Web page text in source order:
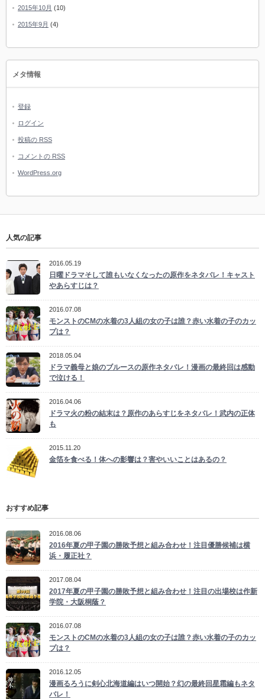
2015年10月 (10)
2015年9月 (4)
メタ情報
登録
ログイン
投稿の RSS
コメントの RSS
WordPress.org
人気の記事
2016.05.19
日曜ドラマそして誰もいなくなったの原作をネタバレ！キャスト
やあらすじは？
2016.07.08
モンストのCMの水着の3人組の女の子は誰？赤い水着の子のカッ
プは？
2018.05.04
ドラマ義母と娘のブルースの原作ネタバレ！漫画の最終回は感動
で泣ける！
2016.04.06
ドラマ火の粉の結末は？原作のあらすじをネタバレ！武内の正体
も
2015.11.20
金箔を食べる！体への影響は？害やいいことはあるの？
おすすめ記事
2016.08.06
2016年夏の甲子園の勝敗予想と組み合わせ！注目優勝候補は横
浜・履正社？
2017.08.04
2017年夏の甲子園の勝敗予想と組み合わせ！注目の出場校は作新
学院・大阪桐蔭？
2016.07.08
モンストのCMの水着の3人組の女の子は誰？赤い水着の子のカッ
プは？
2016.12.05
漫画るろうに剣心北海道編はいつ開始？幻の最終回星霜編もネタ
バレ！